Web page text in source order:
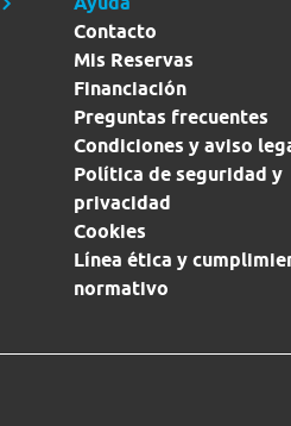
Contacto
Mis Reservas
Financiación
Preguntas frecuentes
Condiciones y aviso
Política de seguridad y
privacidad
Cookies
Línea ética y
normativo